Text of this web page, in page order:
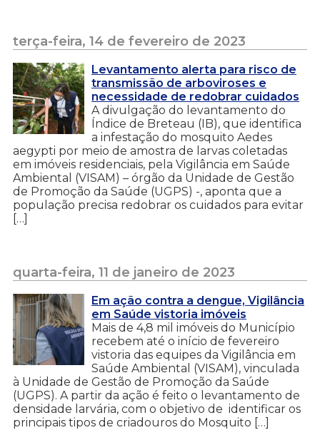
terça-feira, 14 de fevereiro de 2023
Levantamento alerta para risco de
transmissão de arboviroses e
necessidade de redobrar cuidados
A divulgação do levantamento do
Índice de Breteau (IB), que identifica
a infestação do mosquito Aedes
aegypti por meio de amostra de larvas coletadas
em imóveis residenciais, pela Vigilância em Saúde
Ambiental (VISAM) – órgão da Unidade de Gestão
de Promoção da Saúde (UGPS) -, aponta que a
população precisa redobrar os cuidados para evitar
[…]
quarta-feira, 11 de janeiro de 2023
Em ação contra a dengue, Vigilância
em Saúde vistoria imóveis
Mais de 4,8 mil imóveis do Município
recebem até o início de fevereiro
vistoria das equipes da Vigilância em
Saúde Ambiental (VISAM), vinculada
à Unidade de Gestão de Promoção da Saúde
(UGPS). A partir da ação é feito o levantamento de
densidade larvária, com o objetivo de identificar os
principais tipos de criadouros do Mosquito […]